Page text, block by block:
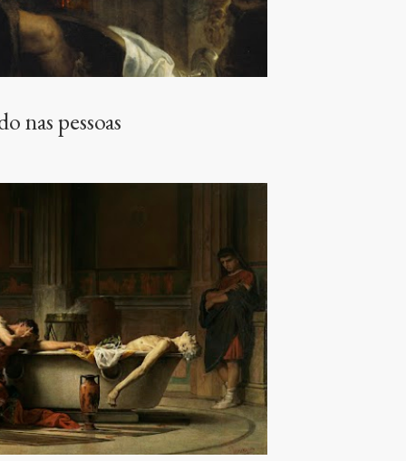
nas pessoas